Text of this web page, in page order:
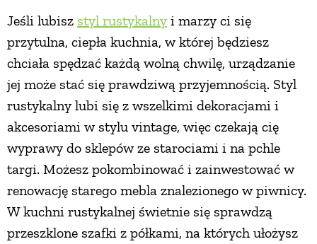
Jeśli lubisz styl rustykalny i marzy ci się
przytulna, ciepła kuchnia, w której będziesz
chciała spędzać każdą wolną chwilę, urządzanie
jej może stać się prawdziwą przyjemnością. Styl
rustykalny lubi się z wszelkimi dekoracjami i
akcesoriami w stylu vintage, więc czekają cię
wyprawy do sklepów ze starociami i na pchle
targi. Możesz pokombinować i zainwestować w
renowację starego mebla znalezionego w piwnicy.
W kuchni rustykalnej świetnie się sprawdzą
przeszklone szafki z półkami, na których ułożysz